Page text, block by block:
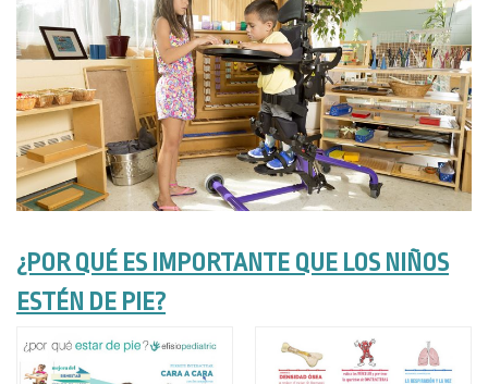
¿POR QUÉ ES IMPORTANTE QUE LOS NIÑOS
ESTÉN DE PIE?